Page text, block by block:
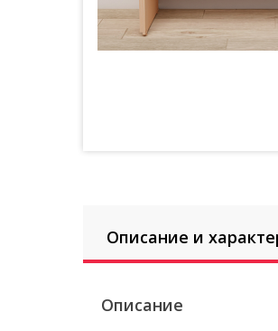
Описание и
Описание